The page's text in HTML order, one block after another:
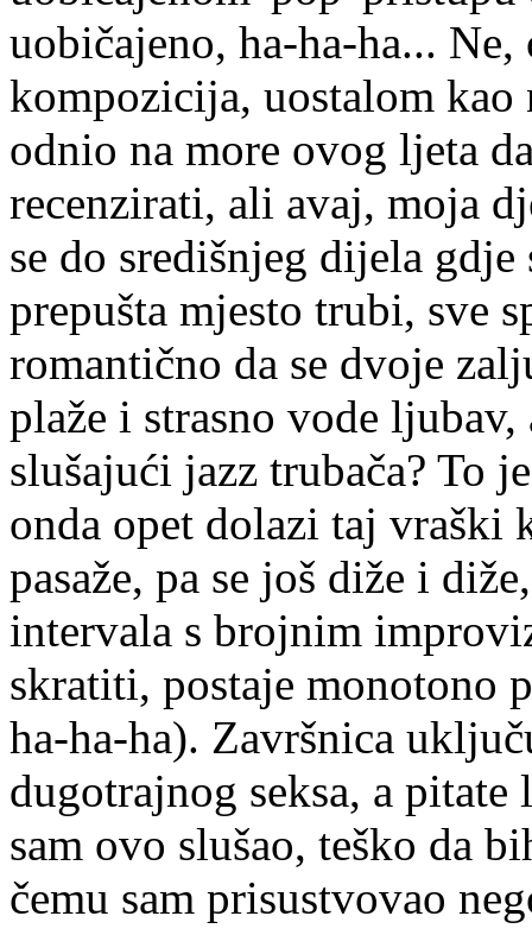
uobičajeno, ha-ha-ha...
kompozicija, uostalom
odnio na more ovog ljeta
recenzirati, ali avaj, moja
se do središnjeg dijela
prepušta mjesto trubi, sve
romantično da se dvoje
plaže i strasno vode
slušajući jazz trubača? To
onda opet dolazi taj vraški
pasaže, pa se još diže i
intervala s brojnim
skratiti, postaje monotono
ha-ha-ha). Završnica
dugotrajnog seksa, a
sam ovo slušao, teško da
čemu sam prisustvovao